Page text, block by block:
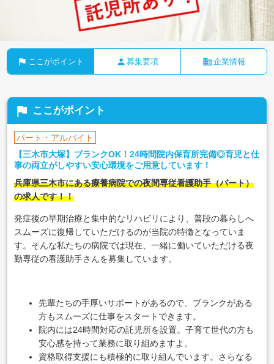
flag ここがポイント person 募集要項 business 企業情報
flag ここがポイント
パート・アルバイト
【三木市大塚】ブランクOK！24時間院内保育所完備◎育児と仕
事の両立がしやすい安心環境をご用意しています！
兵庫県三木市にある療養病院での夜間専従看護助手（パート）
の求人です！！
発症後の早期治療と集中的なリハビリにより、普段の暮らしへ
スムーズに復帰していただけるのが当院の特徴となっていま
す。そんな私たちの病院では現在、一緒に働いていただける夜
勤専従の看護助手さんを募集しています。
先輩たちの手厚いサポートがあるので、ブランクがある
方もスムーズに仕事をスタートできます。
院内には24時間対応の託児所を設置。子育て世代の方も
安心感を持って業務に取り組めますよ。
資格取得支援にも積極的に取り組んでいます。さらなる